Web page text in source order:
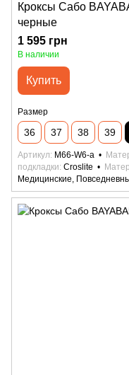
Кроксы Сабо
черные
1 595 грн
В наличии
Купить
Размер
36 37 38 39
Артикул M66-W6-а
подкладки Croslite
Медицинские,